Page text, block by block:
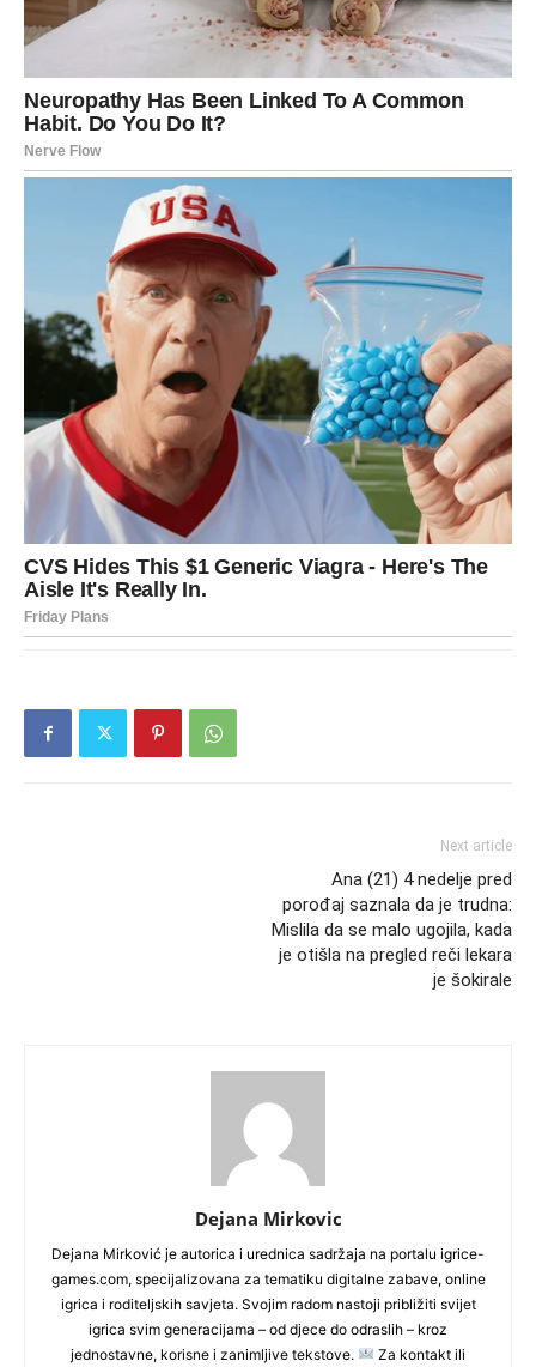
Next article
Ana (21) 4 nedelje pred
porođaj saznala da je trudna:
Mislila da se malo ugojila, kada
je otišla na pregled reči lekara
je šokirale
Dejana Mirkovic
Dejana Mirković je autorica i urednica sadržaja na portalu igrice-
games.com, specijalizovana za tematiku digitalne zabave, online
igrica i roditeljskih savjeta. Svojim radom nastoji približiti svijet
igrica svim generacijama – od djece do odraslih – kroz
jednostavne, korisne i zanimljive tekstove.
Za kontakt ili